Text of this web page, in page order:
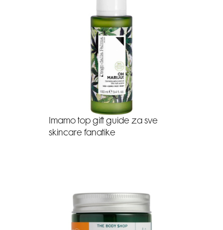
Imamo top gift guide za sve
skincare fanatike